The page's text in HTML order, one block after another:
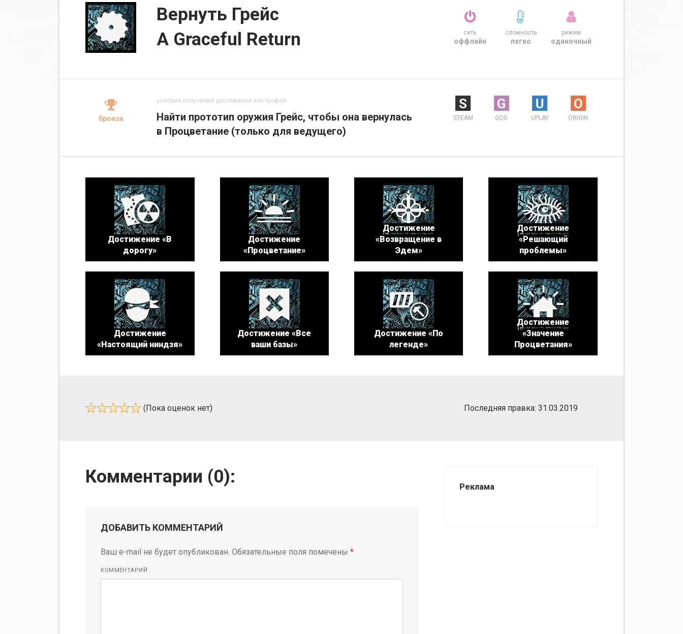
Вернуть Грейс
A Graceful Return
сеть
оффлайн
сложность
легко
режим
одиночный
бронза
условия получения достижения или трофея
Найти прототип оружия Грейс, чтобы она вернулась
в Процветание (только для ведущего)
S
STEAM
G
GOG
U
UPLAY
O
ORIGIN
Достижение «В
дорогу»
Достижение
«Процветание»
Достижение
«Возвращение в
Эдем»
Достижение
«Решающий
проблемы»
Достижение
«Настоящий ниндзя»
Достижение «Все
ваши базы»
Достижение «По
легенде»
Достижение
«Значение
Процветания»
(Пока оценок нет) Последняя правка: 31.03.2019
Комментарии (0):
ДОБАВИТЬ КОММЕНТАРИЙ
Ваш e-mail не будет опубликован. Обязательные поля помечены*
КОММЕНТАРИЙ
Реклама